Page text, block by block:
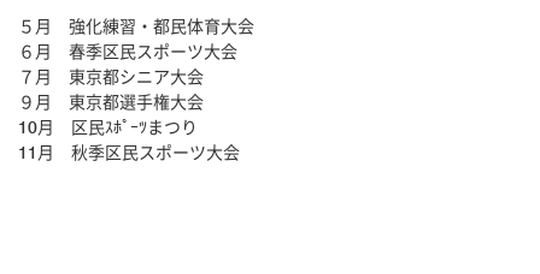
５月 強化練習・都民体育大会
６月 春季区民スポーツ大会
７月 東京都シニア大会
９月 東京都選手権大会
10月 区民ｽﾎﾟｰﾂまつり
11月 秋季区民スポーツ大会